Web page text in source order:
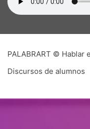
PALABRART © Hablar
Discursos de alumnos